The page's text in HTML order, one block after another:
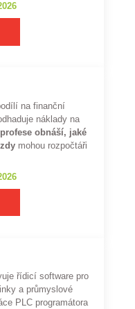
na finanční
náklady na
obnáší, jaké
mohou rozpočtáři
řídicí software pro
a průmyslové
PLC programátora